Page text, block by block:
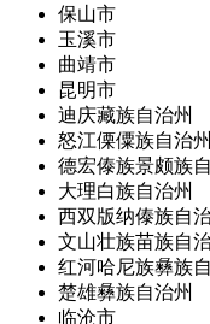
保山市
玉溪市
曲靖市
昆明市
迪庆藏族自治州
怒江傈僳族自治州
德宏傣族景颇族
大理白族自治州
西双版纳傣族自
文山壮族苗族自
红河哈尼族彝族
楚雄彝族自治州
临沧市